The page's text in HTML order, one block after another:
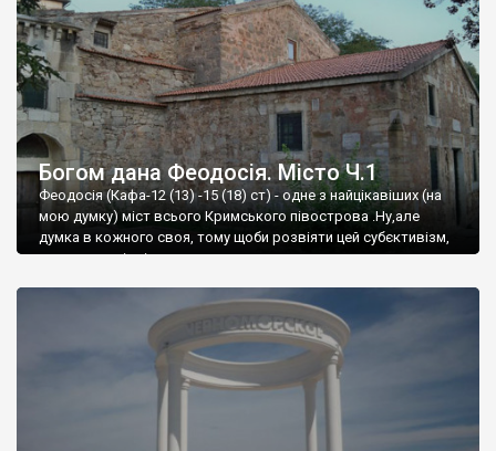
Богом дана Феодосія. Місто Ч.1
Феодосія (Кафа-12 (13) -15 (18) ст) - одне з найцікавіших (на
мою думку) міст всього Кримського півострова .Ну,але
думка в кожного своя, тому щоби розвіяти цей субєктивізм,
запрошую відвідати це